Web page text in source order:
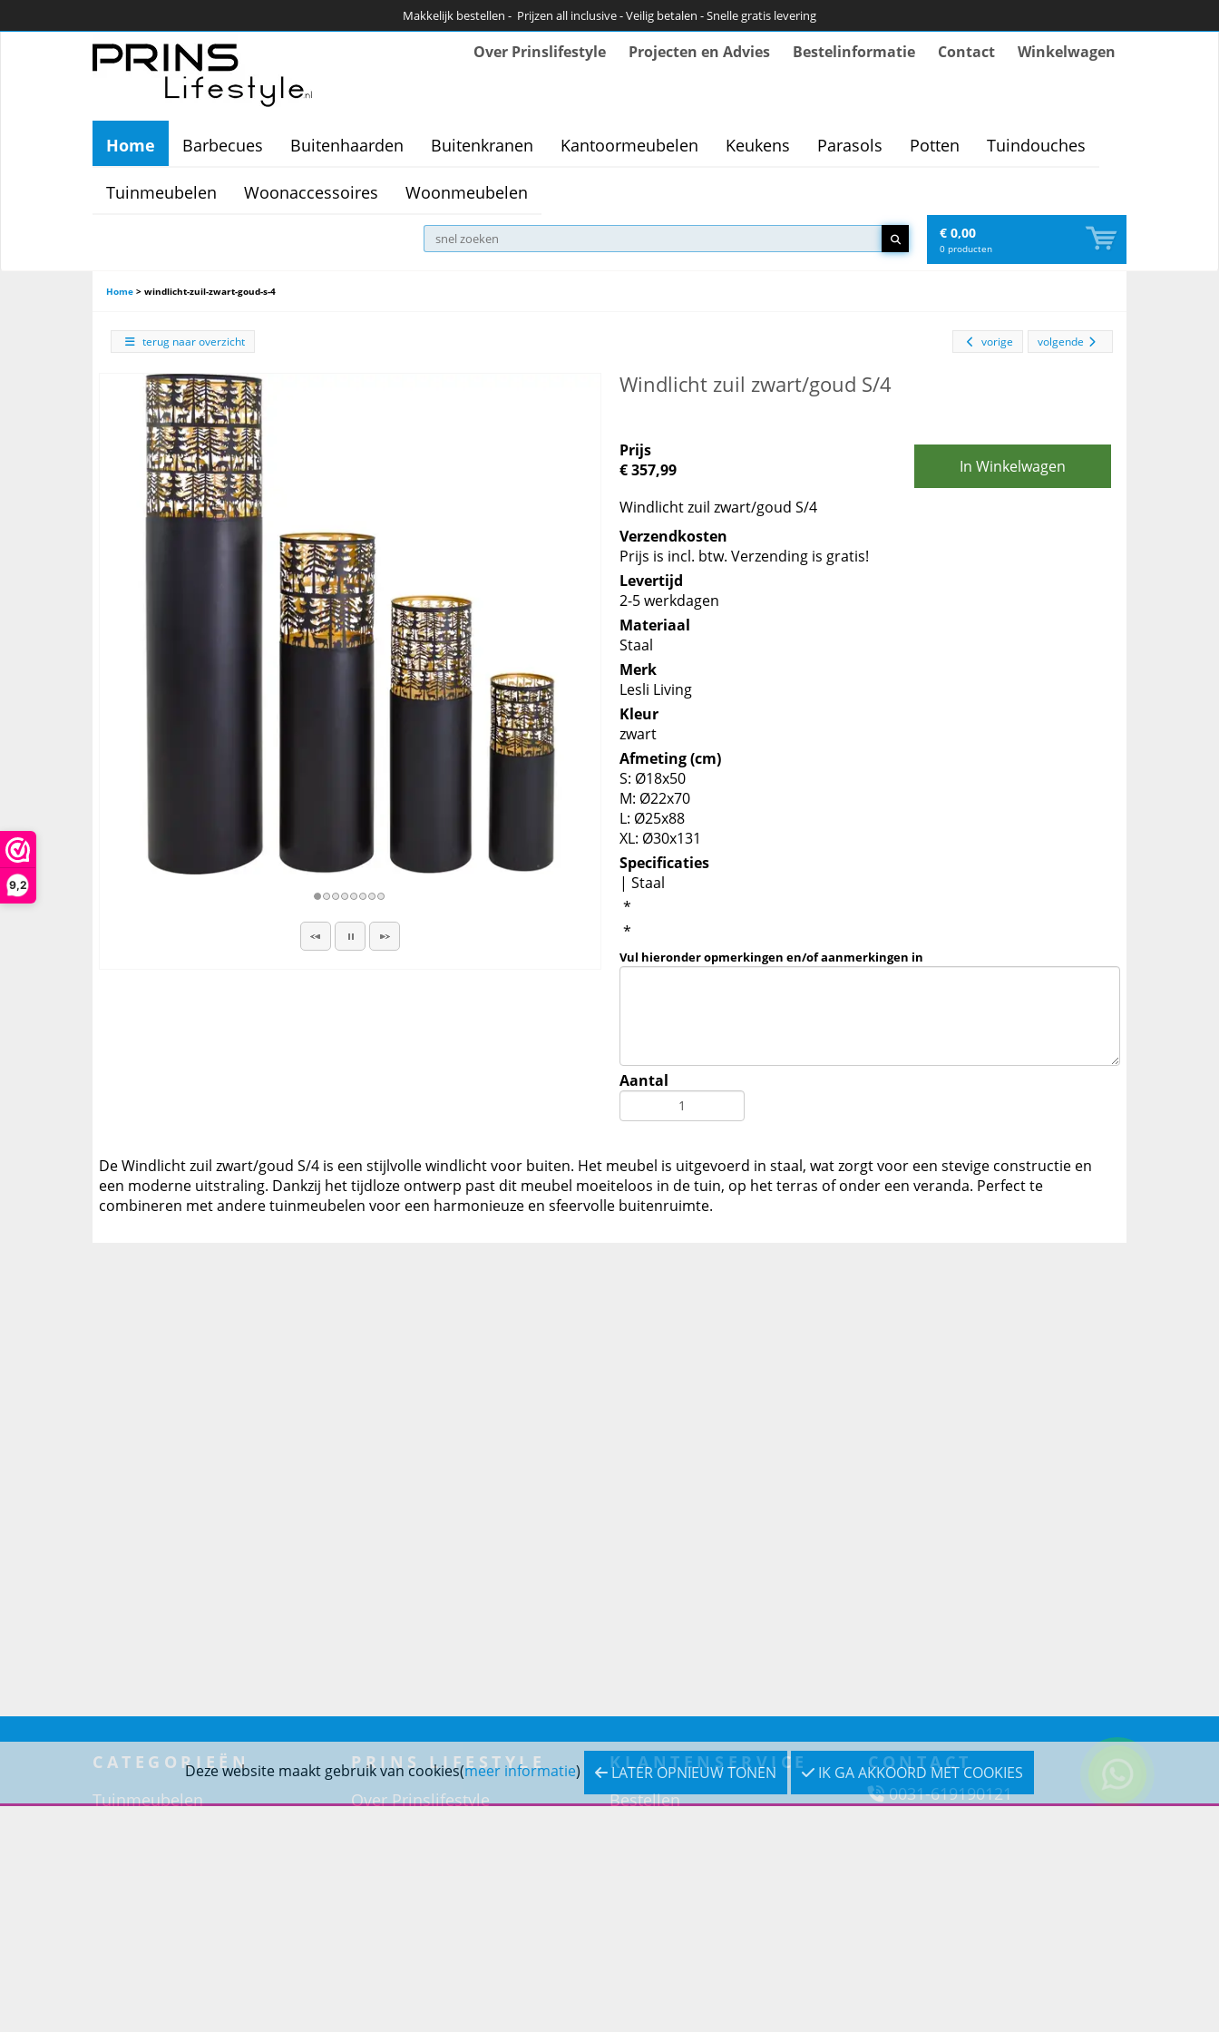
9,2
Makkelijk bestellen - Prijzen all inclusive - Veilig betalen - Snelle gratis levering
Over Prinslifestyle Projecten en Advies Bestelinformatie Contact Winkelwagen
Home Barbecues Buitenhaarden Buitenkranen Kantoormeubelen Keukens Parasols Potten Tuindouches
Tuinmeubelen Woonaccessoires Woonmeubelen
€ 0,00
0 producten
Home > windlicht-zuil-zwart-goud-s-4
terug naar overzicht volgende
vorige
Windlicht zuil zwart/goud S/4
Prijs
€ 357,99
In Winkelwagen
Windlicht zuil zwart/goud S/4
Verzendkosten
Prijs is incl. btw. Verzending is gratis!
Levertijd
2-5 werkdagen
Materiaal
Staal
Merk
Lesli Living
Kleur
zwart
Afmeting (cm)
S: Ø18x50
M: Ø22x70
L: Ø25x88
XL: Ø30x131
Specificaties
| Staal
*
*
Vul hieronder opmerkingen en/of aanmerkingen in
Aantal
De Windlicht zuil zwart/goud S/4 is een stijlvolle windlicht voor buiten. Het meubel is uitgevoerd in staal, wat zorgt voor een stevige constructie en
een moderne uitstraling. Dankzij het tijdloze ontwerp past dit meubel moeiteloos in de tuin, op het terras of onder een veranda. Perfect te
combineren met andere tuinmeubelen voor een harmonieuze en sfeervolle buitenruimte.
Deze website maakt gebruik van cookies(meer informatie) LATER OPNIEUW TONEN IK GA AKKOORD MET COOKIES
CATEGORIEËN
Tuinmeubelen
PRINS LIFESTYLE
Over Prinslifestyle
KLANTENSERVICE
Bestellen
CONTACT
0031-619190121